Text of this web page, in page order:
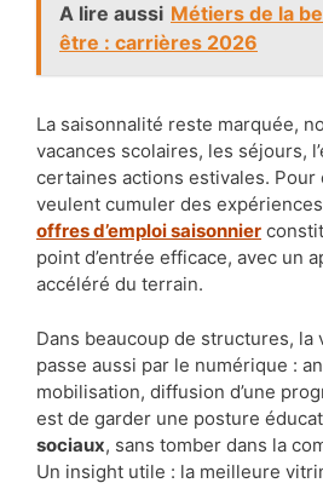
A lire aussi Métiers de la
être : carrières 2026
La saisonnalité reste marquée,
vacances scolaires, les séjours,
certaines actions estivales. Pour
veulent cumuler des
offres d’emploi saisonnier
point d’entrée efficace, avec un
accéléré du terrain.
Dans beaucoup de structures,
passe aussi par le numérique :
mobilisation, diffusion d’une
est de garder une posture
sociaux, sans tomber dans la
Un insight utile : la meilleure